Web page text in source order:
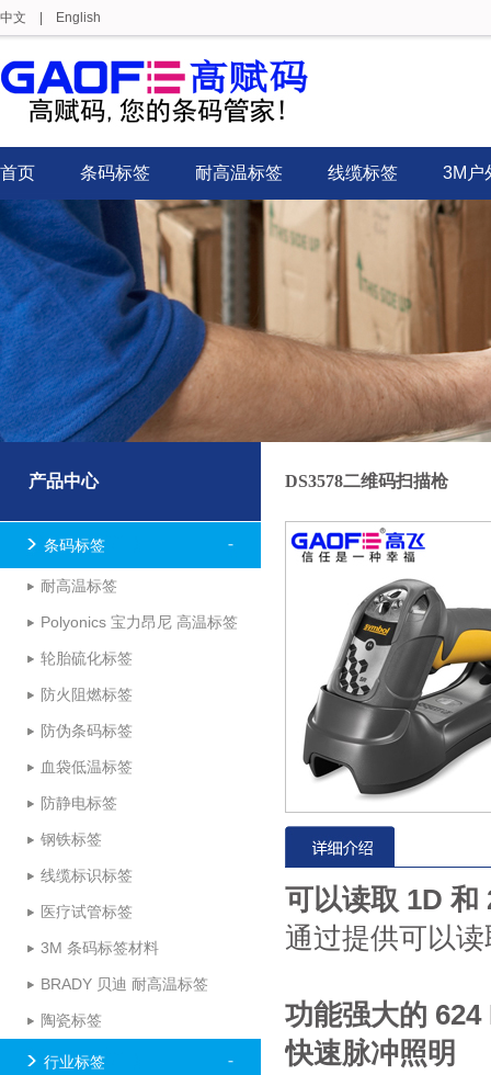
中文 English
首页 条码标签 耐高温标签 线缆标签 3M户
产品中心
条码标签
耐高温标签
Polyonics 宝力昂尼 高温标签
轮胎硫化标签
防火阻燃标签
防伪条码标签
血袋低温标签
防静电标签
钢铁标签
线缆标识标签
医疗试管标签
3M 条码标签材料
BRADY 贝迪 耐高温标签
陶瓷标签
行业标签
DS3578二维码扫描枪
可以读取 1D 和
通过提供可以
功能强大的
快速脉冲照明